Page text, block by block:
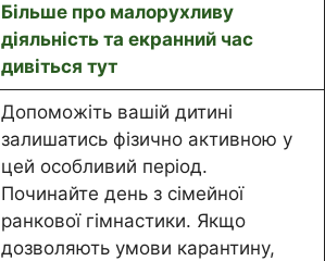
Більше про малорухливу
діяльність та екранний час
дивіться тут
Допоможіть вашій дитині
залишатись фізично активною у
цей особливий період.
Починайте день з сімейної
ранкової гімнастики. Якщо
дозволяють умови карантину,